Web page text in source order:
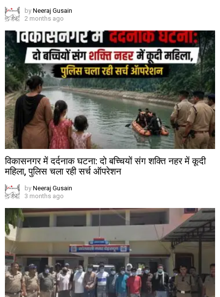
by Neeraj Gusain
2 months ago
विकासनगर में दर्दनाक घटना: दो बच्चियों संग शक्ति नहर में कूदी
महिला, पुलिस चला रही सर्च ऑपरेशन
by Neeraj Gusain
3 months ago